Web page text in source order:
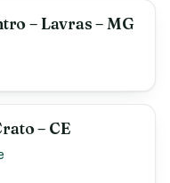
– Lavras – MG
– CE